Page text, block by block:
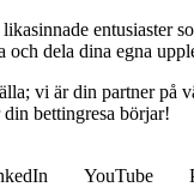
entusiaster
dela dina egna
vi är din partner på
bettingresa börjar!
YouTube